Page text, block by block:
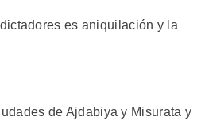
es aniquilación y la
de Ajdabiya y Misurata y